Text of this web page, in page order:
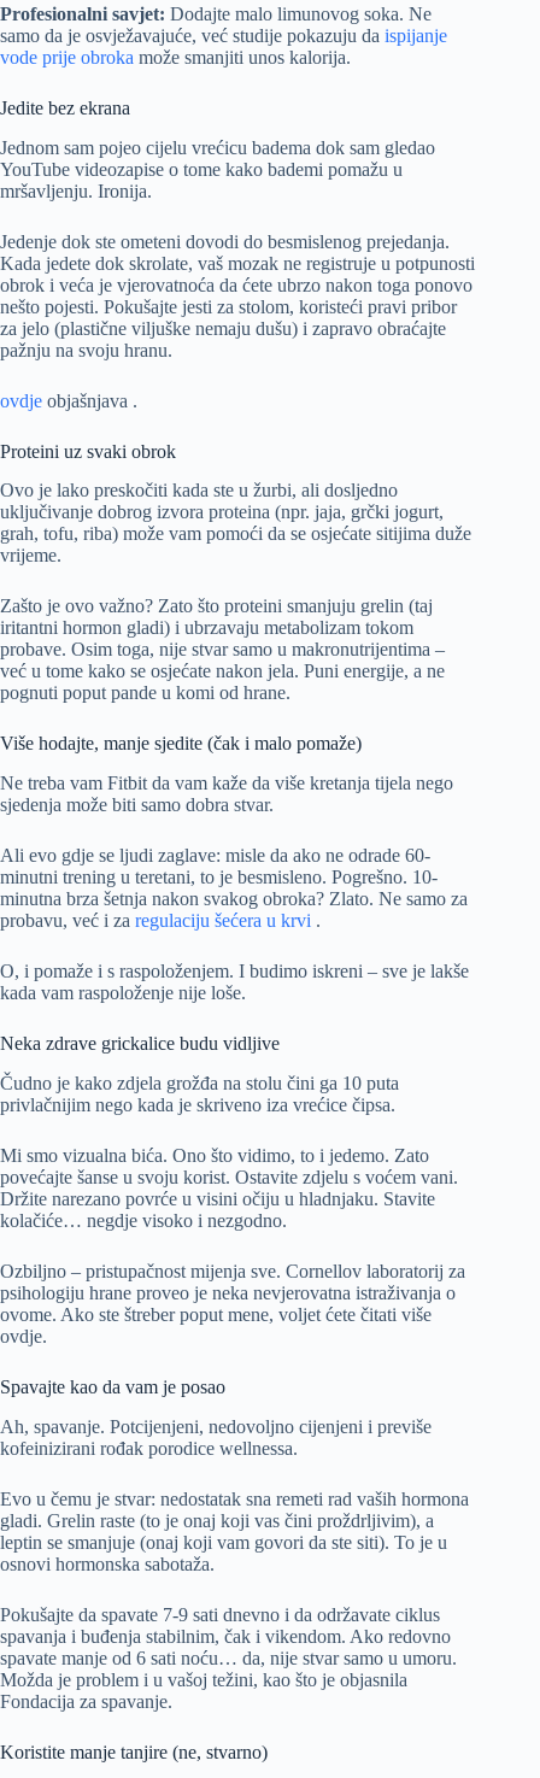
Profesionalni savjet: Dodajte malo limunovog soka. Ne
samo da je osvježavajuće, već studije pokazuju da ispijanje
vode prije obroka može smanjiti unos kalorija.
Jedite bez ekrana
Jednom sam pojeo cijelu vrećicu badema dok sam gledao
YouTube videozapise o tome kako bademi pomažu u
mršavljenju. Ironija.
Jedenje dok ste ometeni dovodi do besmislenog prejedanja.
Kada jedete dok skrolate, vaš mozak ne registruje u potpunosti
obrok i veća je vjerovatnoća da ćete ubrzo nakon toga ponovo
nešto pojesti. Pokušajte jesti za stolom, koristeći pravi pribor
za jelo (plastične viljuške nemaju dušu) i zapravo obraćajte
pažnju na svoju hranu.
ovdje objašnjava .
Proteini uz svaki obrok
Ovo je lako preskočiti kada ste u žurbi, ali dosljedno
uključivanje dobrog izvora proteina (npr. jaja, grčki jogurt,
grah, tofu, riba) može vam pomoći da se osjećate sitijima duže
vrijeme.
Zašto je ovo važno? Zato što proteini smanjuju grelin (taj
iritantni hormon gladi) i ubrzavaju metabolizam tokom
probave. Osim toga, nije stvar samo u makronutrijentima –
već u tome kako se osjećate nakon jela. Puni energije, a ne
pognuti poput pande u komi od hrane.
Više hodajte, manje sjedite (čak i malo pomaže)
Ne treba vam Fitbit da vam kaže da više kretanja tijela nego
sjedenja može biti samo dobra stvar.
Ali evo gdje se ljudi zaglave: misle da ako ne odrade 60-
minutni trening u teretani, to je besmisleno. Pogrešno. 10-
minutna brza šetnja nakon svakog obroka? Zlato. Ne samo za
probavu, već i za regulaciju šećera u krvi .
O, i pomaže i s raspoloženjem. I budimo iskreni – sve je lakše
kada vam raspoloženje nije loše.
Neka zdrave grickalice budu vidljive
Čudno je kako zdjela grožđa na stolu čini ga 10 puta
privlačnijim nego kada je skriveno iza vrećice čipsa.
Mi smo vizualna bića. Ono što vidimo, to i jedemo. Zato
povećajte šanse u svoju korist. Ostavite zdjelu s voćem vani.
Držite narezano povrće u visini očiju u hladnjaku. Stavite
kolačiće… negdje visoko i nezgodno.
Ozbiljno – pristupačnost mijenja sve. Cornellov laboratorij za
psihologiju hrane proveo je neka nevjerovatna istraživanja o
ovome. Ako ste štreber poput mene, voljet ćete čitati više
ovdje.
Spavajte kao da vam je posao
Ah, spavanje. Potcijenjeni, nedovoljno cijenjeni i previše
kofeinizirani rođak porodice wellnessa.
Evo u čemu je stvar: nedostatak sna remeti rad vaših hormona
gladi. Grelin raste (to je onaj koji vas čini proždrljivim), a
leptin se smanjuje (onaj koji vam govori da ste siti). To je u
osnovi hormonska sabotaža.
Pokušajte da spavate 7-9 sati dnevno i da održavate ciklus
spavanja i buđenja stabilnim, čak i vikendom. Ako redovno
spavate manje od 6 sati noću… da, nije stvar samo u umoru.
Možda je problem i u vašoj težini, kao što je objasnila
Fondacija za spavanje.
Koristite manje tanjire (ne, stvarno)